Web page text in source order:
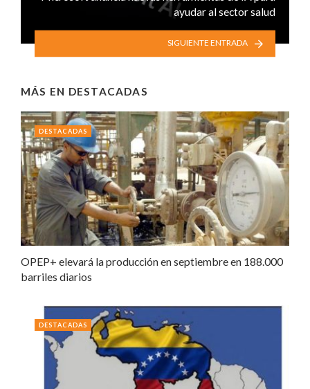
ayudar al sector salud
SIGUIENTE ENTRADA
MÁS EN DESTACADAS
OPEP+ elevará la producción en septiembre en 188.000
barriles diarios
DESTACADAS
DESTACADAS